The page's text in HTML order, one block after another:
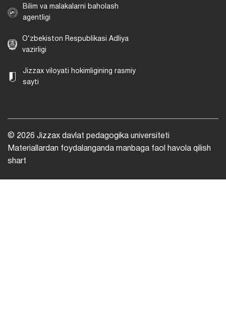
Bilim va malakalarni baholash
agentligi
O‘zbekiston Respublikasi Adliya
vazirligi
Jizzax viloyati hokimligining rasmiy
sayti
© 2026 Jizzax davlat pedagogika universiteti
Materiallardan foydalanganda manbaga faol havola qilish
shart